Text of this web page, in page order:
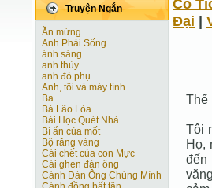
Truyện Ngắn
Ăn mừng
Anh Phải Sống
ánh sáng
anh thùy
anh đỏ phụ
Anh, tôi và máy tính
Ba
Bà Lão Lòa
Bài Học Quét Nhà
Bí ẩn của mốt
Bộ răng vàng
Cái chết của con Mực
Cái ghen đàn ông
Cánh Ðàn Ông Chúng Mình
Cổ
Ðại
Thế
Tôi
Họ,
đến